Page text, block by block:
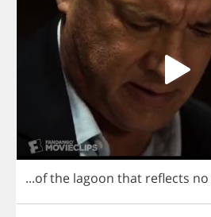
...ofthe lagoon that reflects no